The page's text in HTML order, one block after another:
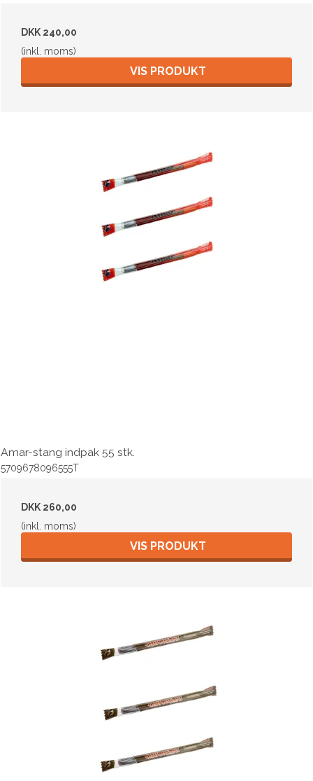
DKK 240,00
(inkl. moms)
VIS PRODUKT
Amar-stang indpak 55 stk.
5709678096555T
DKK 260,00
(inkl. moms)
VIS PRODUKT